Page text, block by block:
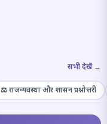
सभी देखें →
⚖️ राजव्यवस्था और शासन प्रश्नोत्तरी